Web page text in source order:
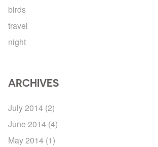
birds
travel
night
ARCHIVES
July 2014 (2)
June 2014 (4)
May 2014 (1)